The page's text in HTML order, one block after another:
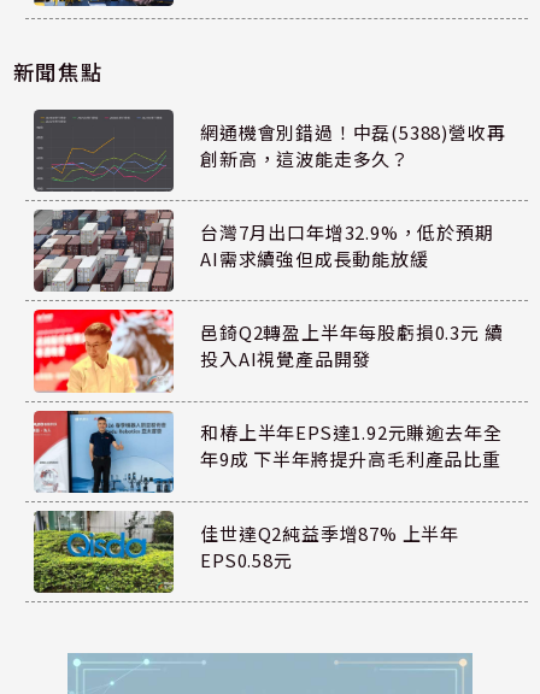
新聞焦點
網通機會別錯過！中磊(5388)營收再
創新高，這波能走多久？
台灣7月出口年增32.9%，低於預期
AI需求續強但成長動能放緩
邑錡Q2轉盈上半年每股虧損0.3元 續
投入AI視覺產品開發
和椿上半年EPS達1.92元賺逾去年全
年9成 下半年將提升高毛利產品比重
佳世達Q2純益季增87% 上半年
EPS0.58元